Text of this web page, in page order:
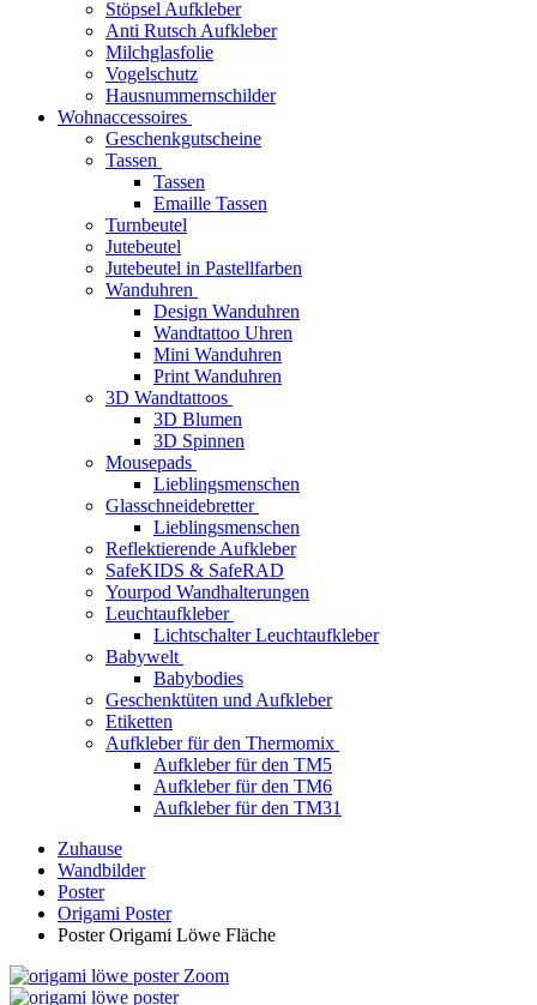
Stöpsel Aufkleber
Anti Rutsch Aufkleber
Milchglasfolie
Vogelschutz
Hausnummernschilder
Wohnaccessoires
Geschenkgutscheine
Tassen
Tassen
Emaille Tassen
Turnbeutel
Jutebeutel
Jutebeutel in Pastellfarben
Wanduhren
Design Wanduhren
Wandtattoo Uhren
Mini Wanduhren
Print Wanduhren
3D Wandtattoos
3D Blumen
3D Spinnen
Mousepads
Lieblingsmenschen
Glasschneidebretter
Lieblingsmenschen
Reflektierende Aufkleber
SafeKIDS & SafeRAD
Yourpod Wandhalterungen
Leuchtaufkleber
Lichtschalter Leuchtaufkleber
Babywelt
Babybodies
Geschenktüten und Aufkleber
Etiketten
Aufkleber für den Thermomix
Aufkleber für den TM5
Aufkleber für den TM6
Aufkleber für den TM31
Zuhause
Wandbilder
Poster
Origami Poster
Poster Origami Löwe Fläche
Zoom